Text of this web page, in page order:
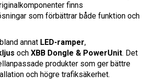
finns
som förbättrar både funktion och
annat LED-ramper,
och XBB Dongle & PowerUnit. Det
produkter som ger bättre
och högre trafiksäkerhet.